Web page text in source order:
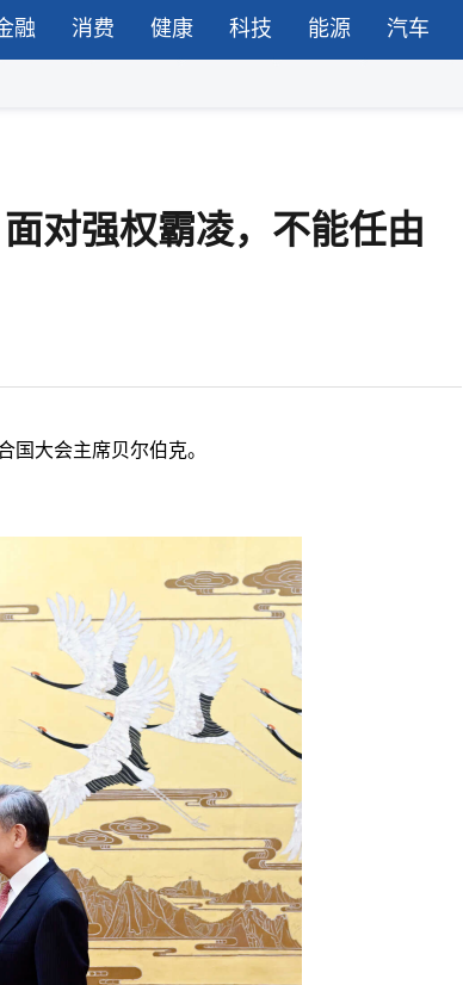
融 消费 健康 科技 能源 汽车
对强权霸凌，不能任由
大会主席贝尔伯克。